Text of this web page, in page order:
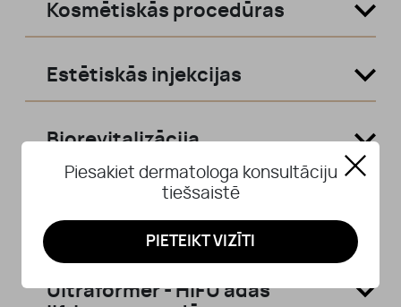
Kosmētiskās procedūras
Estētiskās injekcijas
Biorevitalizācija
Ādas atjaunošana ar PRF
(asins plazmas) injekcijām
Ultraformer - HIFU ādas
Piesakiet dermatologa konsultāciju
tiešsaistē
PIETEIKT VIZĪTI